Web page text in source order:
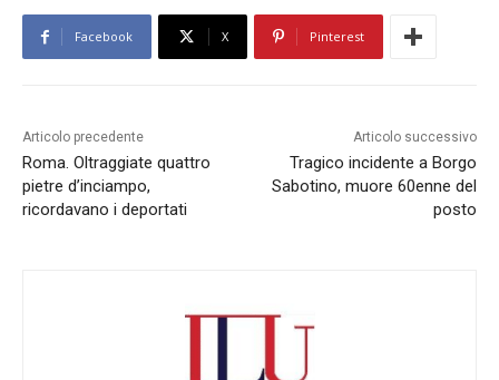
Facebook X Pinterest
Articolo precedente
Roma. Oltraggiate quattro
pietre d’inciampo,
ricordavano i deportati
Articolo successivo
Tragico incidente a Borgo
Sabotino, muore 60enne del
posto